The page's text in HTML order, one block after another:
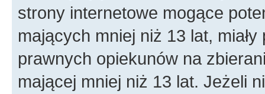
strony internetowe mogące
mających mniej niż 13 lat,
prawnych opiekunów na
mającej mniej niż 13 lat. Jeżeli